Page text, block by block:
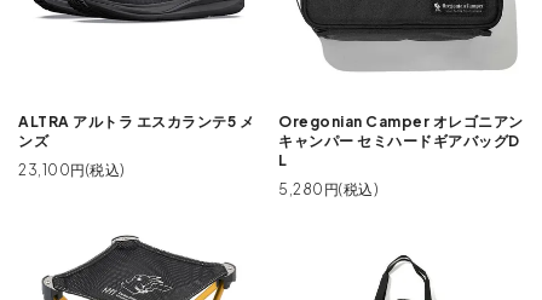
ALTRA アルトラ エスカランテ5 メ
ンズ
23,100円(税込)
Oregonian Camper オレゴニアン
キャンパー セミハードギアバッグD
L
5,280円(税込)